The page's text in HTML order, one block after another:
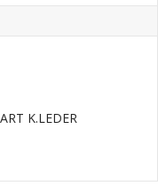
K.LEDER